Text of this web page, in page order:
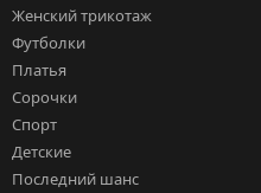
Женский трикотаж
Футболки
Платья
Сорочки
Спорт
Детские
Последний шанс